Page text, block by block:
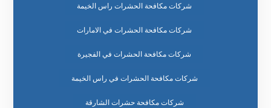
شركات مكافحة الحشرات راس الخيمة
شركات مكافحة الحشرات في الامارات
شركات مكافحة الحشرات في الفجيرة
شركات مكافحة الحشرات في راس الخيمة
شركات مكافحة حشرات الشارقة